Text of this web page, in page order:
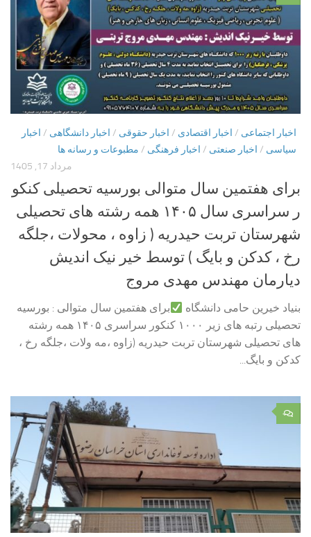
اخبار اجتماعی / اخبار اقتصادی / اخبار حقوقی / اخبار دانشگاهی / اخبار
سیاسی / اخبار صنعتی / اخبار فرهنگی / مطبوعات و رسانه ها
مرداد 17, 1405
برای هفتمین سال متوالی بورسیه تحصیلی کنکو
ر سراسری سال ۱۴۰۵ همه رشته های تحصیلی
شهرستان تربت حیدریه ( زاوه ، محولات ،جلگه
رخ ، کدکن و بایگ ) توسط خیر نیک اندیش
دیارمان مهندس مهدی مروج
بنیاد خیرین حامی دانشگاه
برای هفتمین سال متوالی : بورسیه
تحصیلی رتبه های زیر ۱۰۰۰ کنکور سراسری ۱۴۰۵ همه رشته
های تحصیلی شهرستان تربت حیدریه (زاوه ،مه ولات ،جلگه رخ ،
کدکن و بایگ...
۰